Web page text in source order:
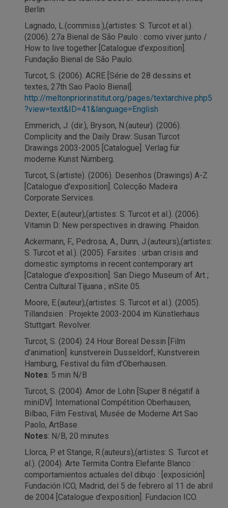
Berlin
Lagnado, L.(commiss.),(artistes: S. Turcot et al.).
(2006). 27a Bienal de São Paulo : como viver junto /
How to live together [Catalogue d'exposition].
Fundação Bienal de São Paulo.
Turcot, S. (2006). ACRE [Série de 28 dessins et
textes, 27th Sao Paolo Bienal].
http://meltonpriorinstitut.org/pages/textarchive.php5
?view=text&ID=41&language=English
Emmerich, J. (dir.), Bryson, N.(auteur). (2006).
Complicity and the Daily Draw: Susan Turcot
Drawings 2003-2005 [Catalogue]. Verlag für
moderne Kunst Nürnberg.
Turcot, S.(artiste). (2006). Desenhos (Drawings) A-Z
[Catalogue d'exposition]. Colecção Madeira
Corporate Services.
Dexter, E.(auteur),(artistes: S. Turcot et al.). (2006).
Vitamin D: New perspectives in drawing. Phaidon.
Ackermann, F., Pedrosa, A., Dunn, J.(auteurs),(artistes:
S. Turcot et al.). (2005). Farsites : urban crisis and
domestic symptoms in recent contemporary art
[Catalogue d'exposition]. San Diego Museum of Art ;
Centra Cultural Tijuana ; inSite 05.
Moore, E.(auteur),(artistes: S. Turcot et al.). (2005).
Tillandsien : Projekte 2003-2004 im Künstlerhaus
Stuttgart. Revolver.
Turcot, S. (2004). 24 Hour Boreal Dessin [Film
d’animation]. kunstverein Dusseldorf, Kunstverein
Hamburg, Festival du film d’Oberhausen.
Notes: 5 min N/B
Turcot, S. (2004). Amor de Lohn [Super 8 négatif à
miniDV]. International Compétition Oberhausen,
Bilbao, Film Festival, Musée de Moderne Art Sao
Paolo, ArtBase.
Notes: N/B, 20 minutes
Llorca, P. et Stange, R.(auteurs),(artistes: S. Turcot et
al.). (2004). Arte Termita Contra Elefante Blanco :
comportamientos actuales del dibujo : [exposición]
Fundación ICO, Madrid, del 5 de febrero al 11 de abril
de 2004 [Catalogue d'exposition]. Fundacion ICO.